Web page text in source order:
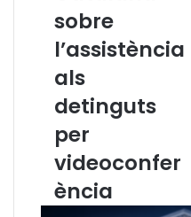
a
t
d
e
l
o
n
e
l
l
sobre
l’assistència
als
detinguts
per
videoconfer
ència